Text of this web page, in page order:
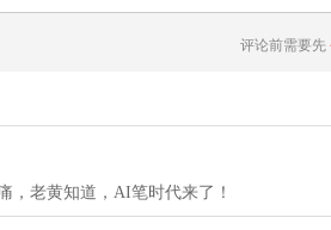
评论前需要先
，老黄知道，AI笔时代来了！